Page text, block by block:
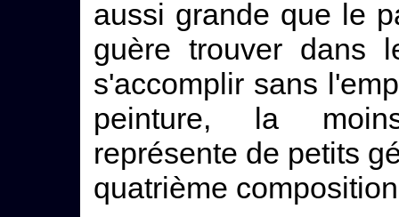
aussi grande que le
guère trouver dans
s'accomplir sans
peinture, la
représente de petits
quatrième